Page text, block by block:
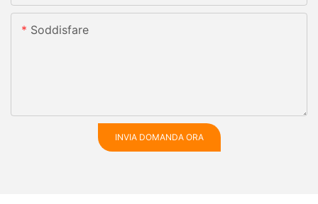
Soddisfare
INVIA DOMANDA ORA